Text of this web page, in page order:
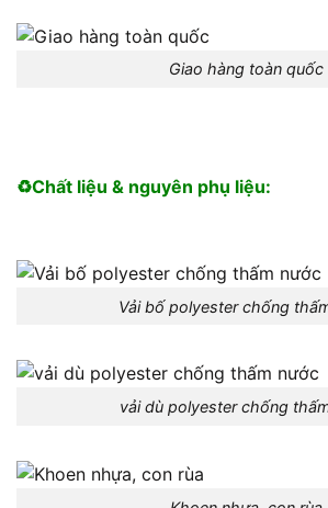
Giao hàng toàn quốc
♻️Chất liệu & nguyên phụ liệu:
Vải bố polyester chống
vải dù polyester chống